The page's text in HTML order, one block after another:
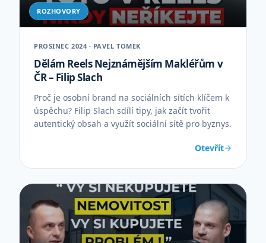
ROZHOVORY
PROSINEC 2024 · PAVEL TOMEK
Dělám Reels Nejznámějším Makléřům v
ČR – Filip Slach
Proč je osobní brand na sociálních sítích klíčem k
úspěchu? Filip Slach sdílí tipy, jak začít tvořit
autentický obsah a využít sociální sítě pro byznys.
Otevřít